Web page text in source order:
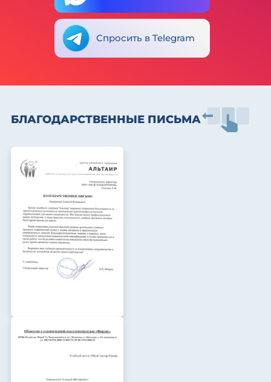
Спросить в Telegram
БЛАГОДАРСТВЕННЫЕ ПИСЬМА